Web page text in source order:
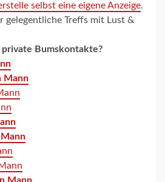
selbst eine eigene Anzeige.
gelegentliche Treffs mit Lust &
Bumskontakte?
Mann